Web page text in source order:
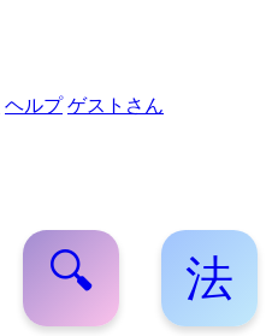
ヘルプ ゲストさん
🔍 法